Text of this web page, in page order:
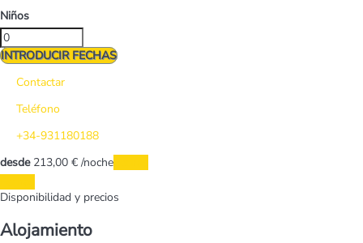
Niños
INTRODUCIR FECHAS
Contactar
Teléfono
+34-931180188
desde213,00 € /noche
Disponibilidad y precios
Alojamiento